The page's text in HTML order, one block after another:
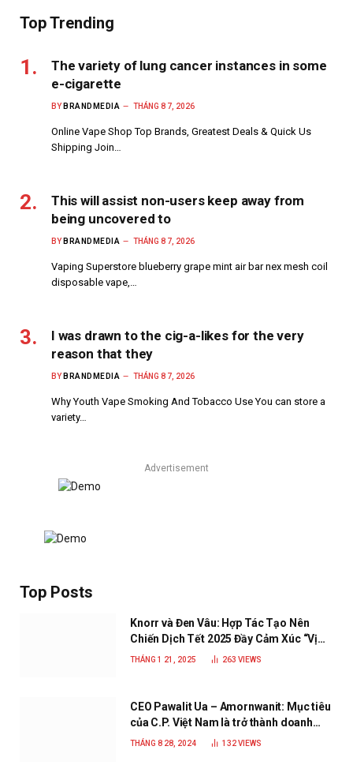
Top Trending
The variety of lung cancer instances in some
e-cigarette
BY BRANDMEDIA THÁNG 8 7, 2026
Online Vape Shop Top Brands, Greatest Deals & Quick Us
Shipping Join…
This will assist non-users keep away from
being uncovered to
BY BRANDMEDIA THÁNG 8 7, 2026
Vaping Superstore blueberry grape mint air bar nex mesh coil
disposable vape,…
I was drawn to the cig-a-likes for the very
reason that they
BY BRANDMEDIA THÁNG 8 7, 2026
Why Youth Vape Smoking And Tobacco Use You can store a
variety…
Advertisement
Top Posts
Knorr và Đen Vâu: Hợp Tác Tạo Nên
Chiến Dịch Tết 2025 Đầy Cảm Xúc “Vị
Nhà”
THÁNG 1 21, 2025 263 VIEWS
CEO Pawalit Ua – Amornwanit: Mục tiêu
của C.P. Việt Nam là trở thành doanh
nghiệp xanh, phát triển bền vững
THÁNG 8 28, 2024 132VIEWS